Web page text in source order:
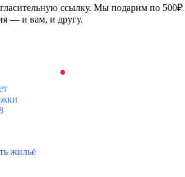
ссылку. Мы подарим по 500₽
— и вам, и другу.
жильё